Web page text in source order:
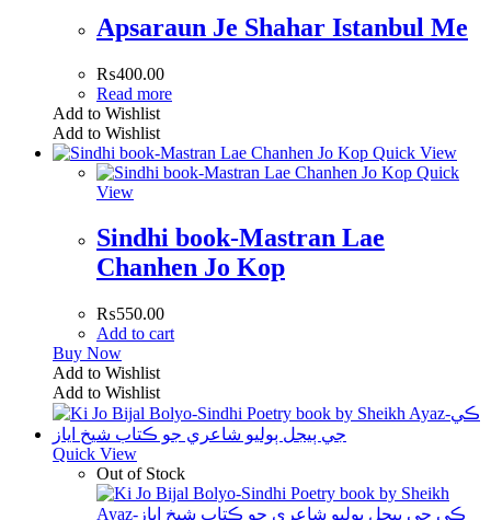
Apsaraun Je Shahar Istanbul Me
₨400.00
Read more
Add to Wishlist
Add to Wishlist
Quick View
Quick
View
Sindhi book-Mastran Lae
Chanhen Jo Kop
₨550.00
Add to cart
Buy Now
Add to Wishlist
Add to Wishlist
Quick View
Out of Stock